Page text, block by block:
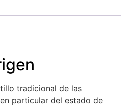
tradicional de las
particular del estado de